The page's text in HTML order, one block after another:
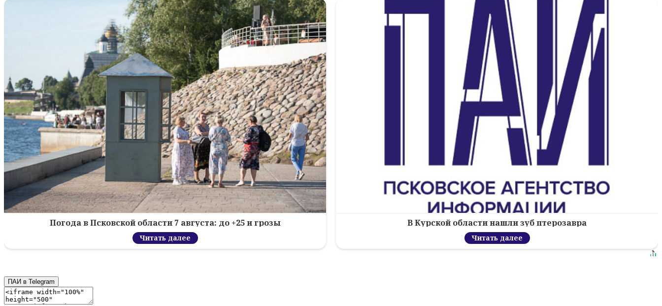
Погода в Псковской области 7 августа: до +25 и грозы
Читать далее
В Курской области нашли зуб птерозавра
Читать далее
ПАИ в Telegram